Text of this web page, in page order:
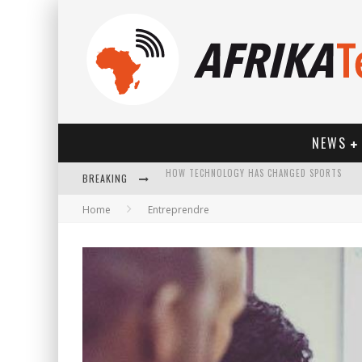
NEWS
BREAKING
HOW TECHNOLOGY HAS CHANGED SPORTS
Home Entreprendre